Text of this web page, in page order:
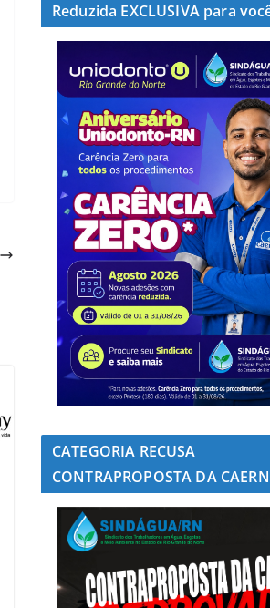
Reduzida EXCLUSIVA para
CATEGORIA RECUSA
CONTRAPROPOSTA DA